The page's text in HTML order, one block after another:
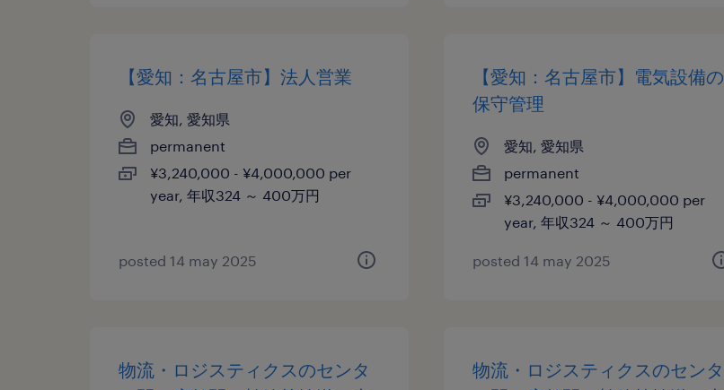
【愛知：名古屋市】法人営業
愛知, 愛知県
permanent
¥3,240,000 - ¥4,000,000 per
year, 年収324 ～ 400万円
posted 14 may 2025
【愛知：名古屋市】電気設備の
保守管理
愛知, 愛知県
permanent
¥3,240,000 - ¥4,000,000 per
year, 年収324 ～ 400万円
posted 14 may 2025
物流・ロジスティクスのセンタ
物流・ロジスティクスのセンタ